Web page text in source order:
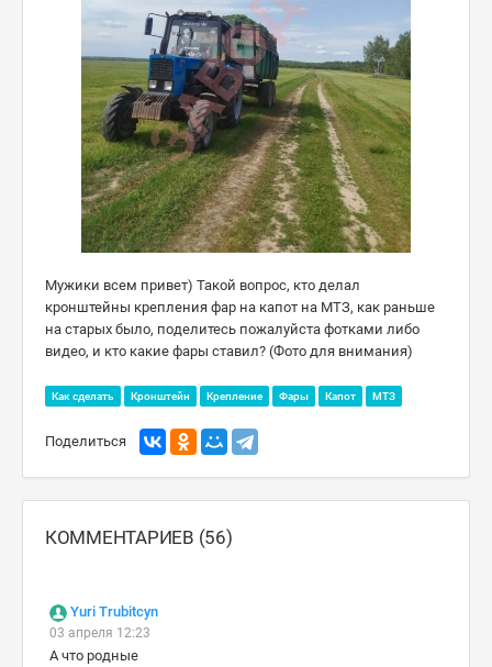
Мужики всем привет) Такой вопрос, кто делал
кронштейны крепления фар на капот на МТЗ, как раньше
на старых было, поделитесь пожалуйста фотками либо
видео, и кто какие фары ставил? (Фото для внимания)
Как сделать Кронштейн Крепление Фары Капот МТЗ
Поделиться
КОММЕНТАРИЕВ (56)
Yuri Trubitcyn
03 апреля 12:23
А что родные